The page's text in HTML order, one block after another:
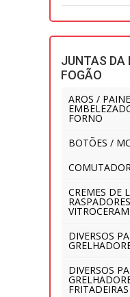
JUNTAS DA
FOGÃO
AROS /
FORNO
BOTÕES /
CREMES DE
DIVERSOS
DIVERSOS
FRITADEIRAS